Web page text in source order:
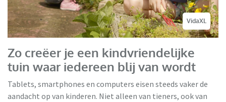
VidaXL
Zo creëer je een kindvriendelijke
tuin waar iedereen blij van wordt
Tablets, smartphones en computers eisen steeds vaker de
aandacht op van kinderen. Niet alleen van tieners, ook van